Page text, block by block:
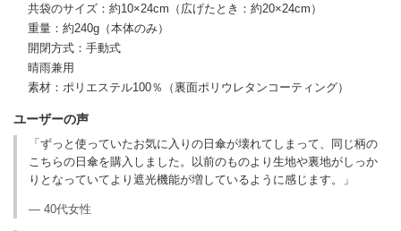
共袋のサイズ：約10×24cm（広げたとき：約20×24cm）
重量：約240g（本体のみ）
開閉方式：手動式
晴雨兼用
素材：ポリエステル100％（裏面ポリウレタンコーティング）
ユーザーの声
「ずっと使っていたお気に入りの日傘が壊れてしまって、同じ柄の
こちらの日傘を購入しました。以前のものより生地や裏地がしっか
りとなっていてより遮光機能が増しているように感じます。」
— 40代女性